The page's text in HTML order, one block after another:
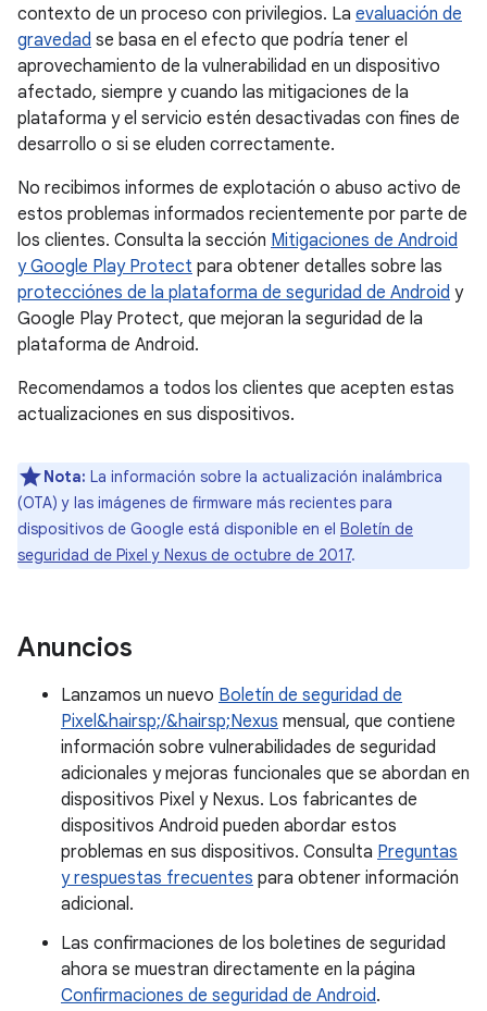
contexto de un proceso con privilegios. La evaluación de
gravedad se basa en el efecto que podría tener el
aprovechamiento de la vulnerabilidad en un dispositivo
afectado, siempre y cuando las mitigaciones de la
plataforma y el servicio estén desactivadas con fines de
desarrollo o si se eluden correctamente.
No recibimos informes de explotación o abuso activo de
estos problemas informados recientemente por parte de
los clientes. Consulta la sección Mitigaciones de Android
y Google Play Protect para obtener detalles sobre las
protecciónes de la plataforma de seguridad de Android y
Google Play Protect, que mejoran la seguridad de la
plataforma de Android.
Recomendamos a todos los clientes que acepten estas
actualizaciones en sus dispositivos.
Nota: La información sobre la actualización inalámbrica
(OTA) y las imágenes de firmware más recientes para
dispositivos de Google está disponible en el Boletín de
seguridad de Pixel y Nexus de octubre de 2017.
Anuncios
Lanzamos un nuevo Boletín de seguridad de
Pixel&hairsp;/&hairsp;Nexus mensual, que contiene
información sobre vulnerabilidades de seguridad
adicionales y mejoras funcionales que se abordan en
dispositivos Pixel y Nexus. Los fabricantes de
dispositivos Android pueden abordar estos
problemas en sus dispositivos. Consulta Preguntas
y respuestas frecuentes para obtener información
adicional.
Las confirmaciones de los boletines de seguridad
ahora se muestran directamente en la página
Confirmaciones de seguridad de Android.